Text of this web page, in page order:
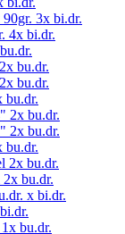
3x bi.dr.
4x bi.dr.
bu.dr.
bu.dr.
bu.dr.
2x bu.dr.
2x bu.dr.
bu.dr.
2x bu.dr.
bu.dr.
x bi.dr.
bu.dr.